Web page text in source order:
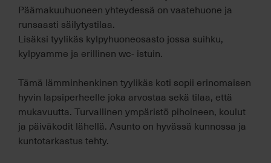
Päämakuuhuoneen yhteydessä on vaatehuone ja
runsaasti säilytystilaa.
Lisäksi tyylikäs kylpyhuoneosasto jossa suihku,
kylpyamme ja erillinen wc- istuin.
Tämä lämminhenkinen tyylikäs koti sopii erinomaisen
hyvin lapsiperheelle joka arvostaa sekä tilaa, että
mukavuutta. Turvallinen ympäristö pihoineen, koulut
ja päiväkodit lähellä. Asunto on hyvässä kunnossa ja
kuntotarkastus tehty.